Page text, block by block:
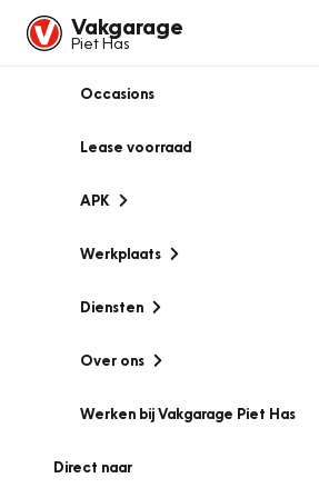
Vakgarage
Piet Has
Occasions
Lease voorraad
APK
Werkplaats
Diensten
Over ons
Werken bij Vakgarage Piet Has
Direct naar